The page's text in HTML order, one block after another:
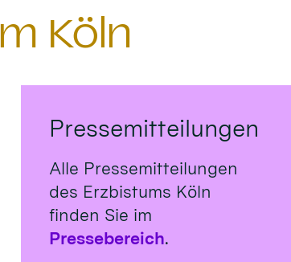
Köln
Pressemitteilungen
Alle Pressemitteilungen
des Erzbistums Köln
finden Sie im
Pressebereich.